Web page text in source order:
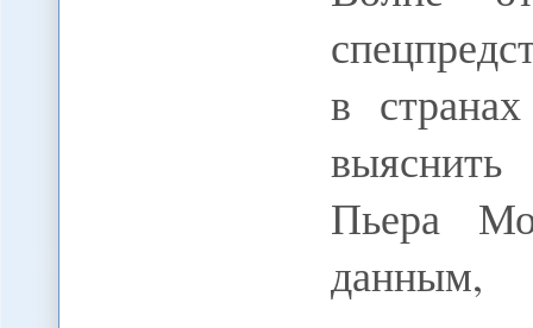
в
Пьера
данным,